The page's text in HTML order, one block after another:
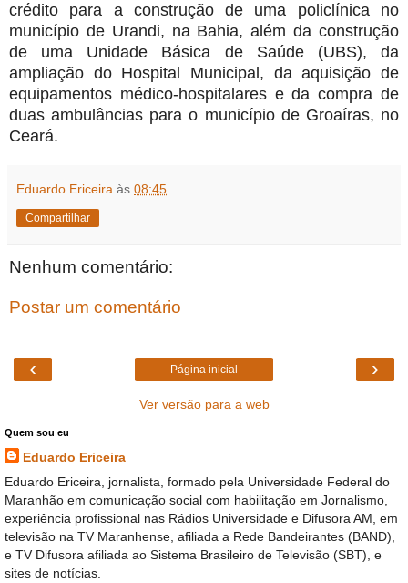
crédito para a construção de uma policlínica no
município de Urandi, na Bahia, além da construção
de uma Unidade Básica de Saúde (UBS), da
ampliação do Hospital Municipal, da aquisição de
equipamentos médico-hospitalares e da compra de
duas ambulâncias para o município de Groaíras, no
Ceará.
Eduardo Ericeira às 08:45
Compartilhar
Nenhum comentário:
Postar um comentário
‹ ›
Página inicial
Ver versão para a web
Quem sou eu
Eduardo Ericeira
Eduardo Ericeira, jornalista, formado pela Universidade Federal do
Maranhão em comunicação social com habilitação em Jornalismo,
experiência profissional nas Rádios Universidade e Difusora AM, em
televisão na TV Maranhense, afiliada a Rede Bandeirantes (BAND),
e TV Difusora afiliada ao Sistema Brasileiro de Televisão (SBT), e
sites de notícias.